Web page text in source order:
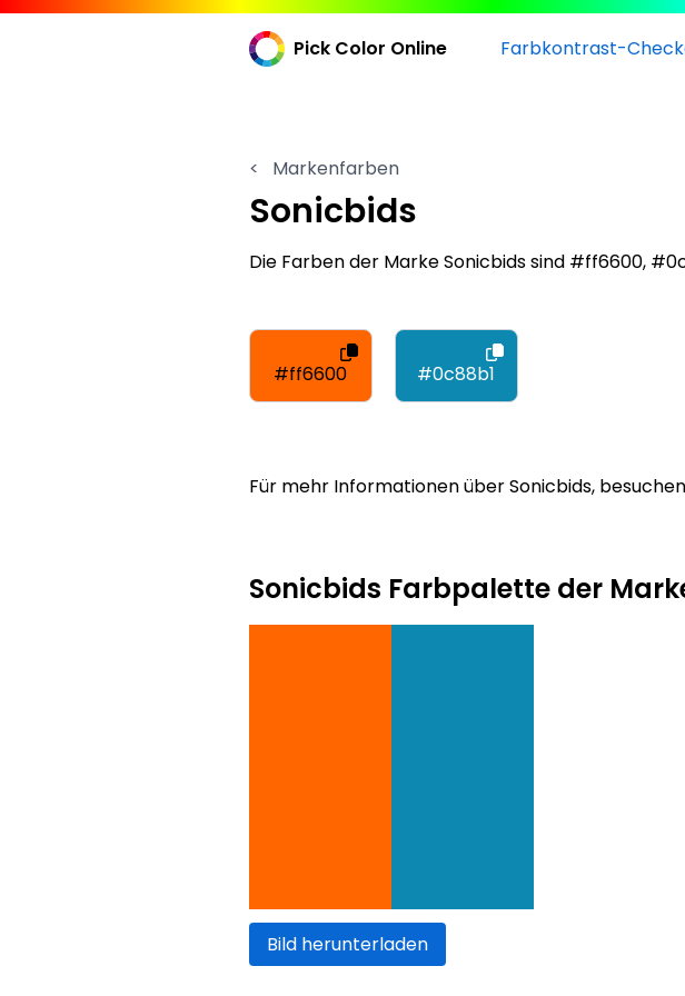
Pick Color Online Farbkontrast-
< Markenfarben
Sonicbids
Die Farben der Marke Sonicbids sind #ff6600,
#ff6600 #0c88b1
Für mehr Informationen über Sonicbids,
Sonicbids Farbpalette der
Bild herunterladen